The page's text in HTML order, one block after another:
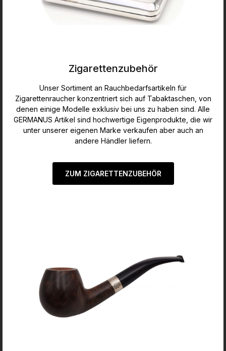
Zigarettenzubehör
Unser Sortiment an Rauchbedarfsartikeln für
Zigarettenraucher konzentriert sich auf Tabaktaschen, von
denen einige Modelle exklusiv bei uns zu haben sind. Alle
GERMANUS Artikel sind hochwertige Eigenprodukte, die wir
unter unserer eigenen Marke verkaufen aber auch an
andere Händler liefern.
ZUM ZIGARETTENZUBEHÖR